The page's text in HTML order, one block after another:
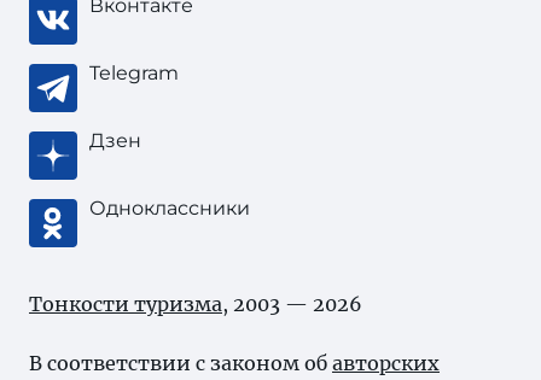
Вконтакте
Telegram
Дзен
Одноклассники
Тонкости туризма, 2003 — 2026
В соответствии с законом об авторских